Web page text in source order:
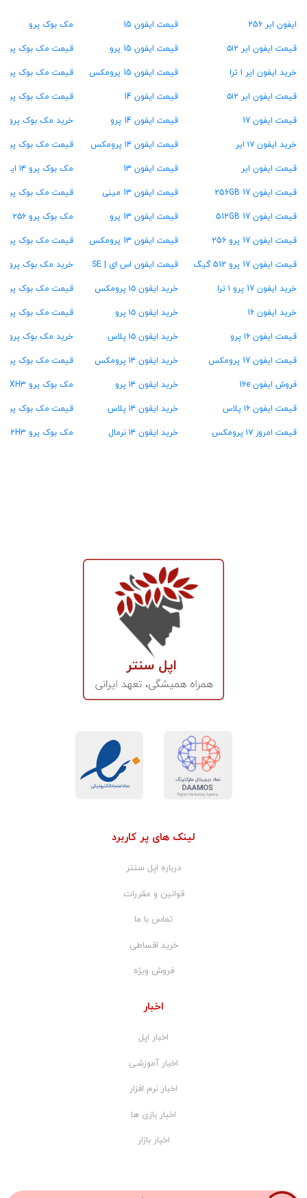
ایفون ایر 256
قیمت ایفون ایر ۵۱۲
خرید ایفون ایر ۱ ترا
قیمت ایفون ایر ۵۱۲
قیمت ایفون 17
خرید ایفون ۱۷ ایر
قیمت ایفون ایر
قیمت ایفون 17 256GB
قیمت ایفون 17 512GB
قیمت ایفون 17 پرو 256
قیمت ایفون 17 پرو 512 گیگ
خرید ایفون 17 پرو ۱ ترا
خرید ایفون 16
قیمت ایفون ۱۶ پرو
قیمت ایفون 17 پرومکس
فروش ایفون 16e
قیمت ایفون ۱۶ پلاس
قیمت امروز ۱۷ پرومکس
قیمت ایفون 15
قیمت ایفون 15 پرو
قیمت ایفون 15 پرومکس
قیمت ایفون 14
قیمت ایفون 14 پرو
قیمت ایفون ۱۴ پرومکس
قیمت ایفون 13
قیمت ایفون 13 مینی
قیمت ایفون 13 پرو
قیمت ایفون 13 پرومکس
قیمت ایفون اس ای | SE
خرید ایفون ۱۵ پرومکس
خرید ایفون ۱۵ پرو
خرید ایفون ۱۵ پلاس
خرید ایفون ۱۴ پرومکس
خرید ایفون ۱۴ پرو
خرید ایفون ۱۴ پلاس
خرید ایفون ۱۴ نرمال
مک بوک پرو
قیمت مک بوک پرو M4
قیمت مک بوک پرو M3
قیمت مک بوک پرو M2
خرید مک بوک پرو M1
قیمت مک بوک پرو ۱۳ اینچ
مک بوک پرو ۱۴ اینچ
قیمت مک بوک پرو ۱۶ اینچ
مک بوک پرو ۲۵۶ گیگ
قیمت مک بوک پرو ۵۱۲ گیگ
خرید مک بوک پرو ۱ ترابایت
قیمت مک بوک پرو ۱۶ گیگ رام
قیمت مک بوک پرو ۲۴ گیگ رام
خرید مک بوک پرو ۳۶ گیگ رام
قیمت مک بوک پرو ۴۸ گیگ رام
مک بوک پرو MXH3
قیمت مک بوک پرو MW2U3
مک بوک پرو MX2H3
لینک های پر کاربرد
درباره اپل سنتر
قوانین و مقررات
تماس با ما
خرید اقساطی
فروش ویژه
اخبار
اخبار اپل
اخبار آموزشی
اخبار نرم افزار
اخبار بازی ها
اخبار بازار